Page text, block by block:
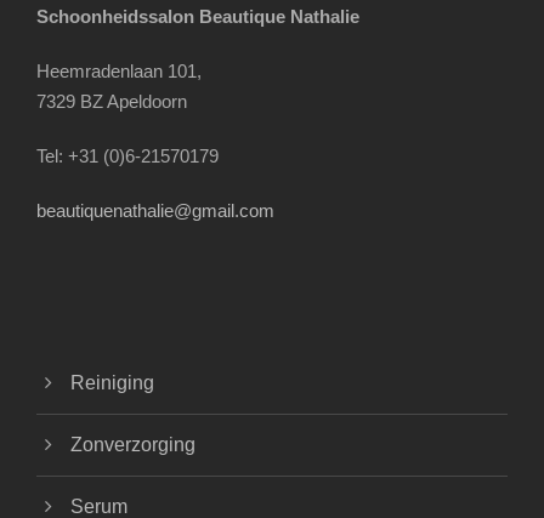
Schoonheidssalon Beautique Nathalie
Heemradenlaan 101,
7329 BZ Apeldoorn
Tel: +31 (0)6-21570179
beautiquenathalie@gmail.com
Reiniging
Zonverzorging
Serum